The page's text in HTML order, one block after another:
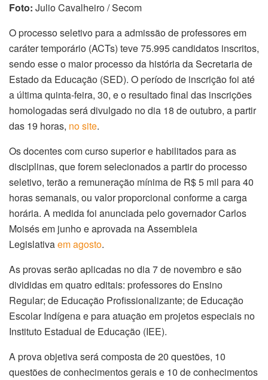
Foto: Julio Cavalheiro / Secom
O processo seletivo para a admissão de professores em
caráter temporário (ACTs) teve 75.995 candidatos inscritos,
sendo esse o maior processo da história da Secretaria de
Estado da Educação (SED). O período de inscrição foi até
a última quinta-feira, 30, e o resultado final das inscrições
homologadas será divulgado no dia 18 de outubro, a partir
das 19 horas, no site.
Os docentes com curso superior e habilitados para as
disciplinas, que forem selecionados a partir do processo
seletivo, terão a remuneração mínima de R$ 5 mil para 40
horas semanais, ou valor proporcional conforme a carga
horária. A medida foi anunciada pelo governador Carlos
Moisés em junho e aprovada na Assembleia
Legislativaem agosto.
As provas serão aplicadas no dia 7 de novembro e são
divididas em quatro editais: professores do Ensino
Regular; de Educação Profissionalizante; de Educação
Escolar Indígena e para atuação em projetos especiais no
Instituto Estadual de Educação (IEE).
A prova objetiva será composta de 20 questões, 10
questões de conhecimentos gerais e 10 de conhecimentos